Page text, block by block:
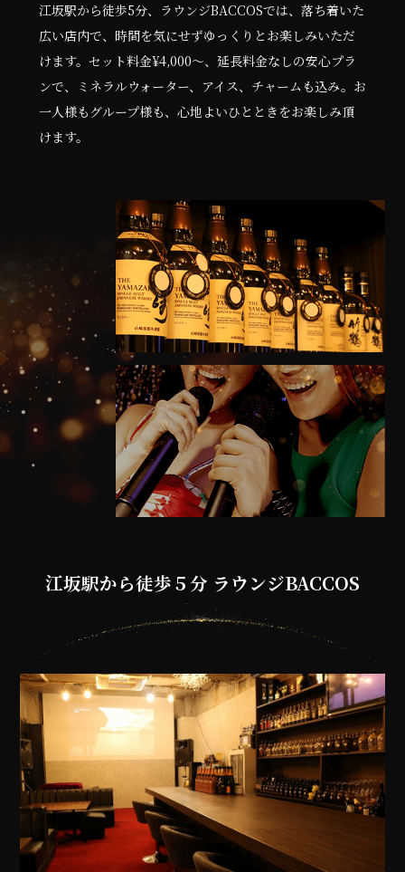
江坂駅から徒歩5分、ラウンジBACCOSでは、落ち着いた
広い店内で、時間を気にせずゆっくりとお楽しみいただ
けます。セット料金¥4,000～、延長料金なしの安心プラ
ンで、ミネラルウォーター、アイス、チャームも込み。お
一人様もグループ様も、心地よいひとときをお楽しみ頂
けます。
江坂駅から徒歩５分 ラウンジBACCOS